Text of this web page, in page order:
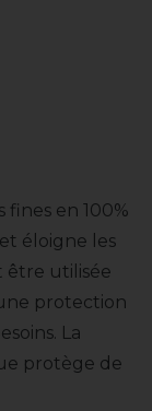
en 100%
éloigne les
être utilisée
protection
La
protège de